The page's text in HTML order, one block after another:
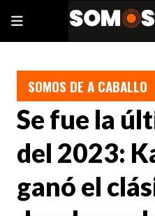
Se fue la
del 2023:
ganó el
SOMOS DE A CABALLO